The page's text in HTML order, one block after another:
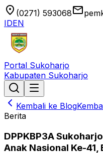
location_on (0271) 593068email
IDEN
Portal Sukoharjo
Kabupaten Sukoharjo
Kembali ke Blog
Berita
DPPKBP3A
Anak Nasional Ke-